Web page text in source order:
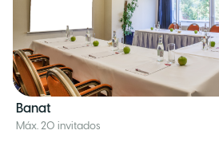
Banat
Máx. 20 invitados